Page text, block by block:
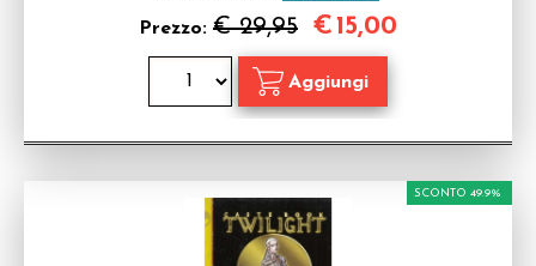
Prezzo: € 29,95 €15,00
SCONTO 49.9%